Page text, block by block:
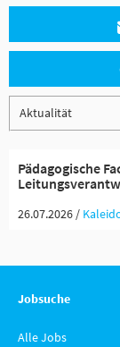
Pädagogische
26.07.2026 /
Jobsuche
Alle Jobs